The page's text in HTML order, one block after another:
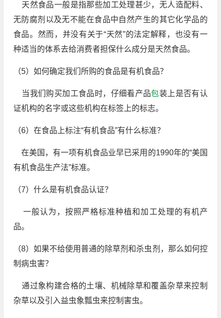
天然食品一般是指那些加工处理甚少，无人造配料、
无防腐剂以及无不能在食品中自然产生的其它化学品的
食品。然而，并没有关于“天然”的法定解释，也没有一
种适当的体系去给消费者担保什么成分是天然食品。
（5）如何确定我们所购的食品是有机食品？
当我们购买加工食品时，仔细看产品包装上是否有认
证机构的名字或这些机构在标签上的标志。
（6）在食品上标注“有机食品”有什么标准？
在美国，有一项有机食品业早已采用的1990年的“美国
有机食品生产法”标准。
（7）什么是有机食品认证？
一般认为，按照严格标准种植和加工处理的有机产
品。
（8）如果不给使用普通的除草剂和杀虫剂，那么如何控
制病虫害？
通过象构建合格的土壤、机械除草和覆盖杂草来控制
杂草以及引入益虫象瓢虫来控制害虫。